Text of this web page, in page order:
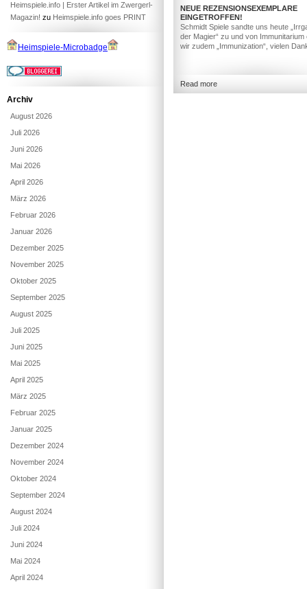
NEUE REZENSIONSEXEMPLARE
EINGETROFFEN!
Schmidt Spiele sandte uns heute
der Magier“ zu und von Immunitarium
wir zudem „Immunization“, vielen
Read more
Heimspiele.info | Erster Artikel im Zwergerl-
Magazin! zu Heimspiele.info goes PRINT
Heimspiele-Microbadge
Archiv
August 2026
Juli 2026
Juni 2026
Mai 2026
April 2026
März 2026
Februar 2026
Januar 2026
Dezember 2025
November 2025
Oktober 2025
September 2025
August 2025
Juli 2025
Juni 2025
Mai 2025
April 2025
März 2025
Februar 2025
Januar 2025
Dezember 2024
November 2024
Oktober 2024
September 2024
August 2024
Juli 2024
Juni 2024
Mai 2024
April 2024